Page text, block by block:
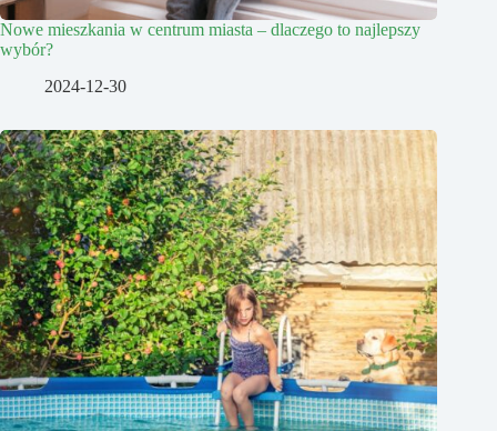
Nowe mieszkania w centrum miasta – dlaczego to najlepszy
wybór?
2024-12-30